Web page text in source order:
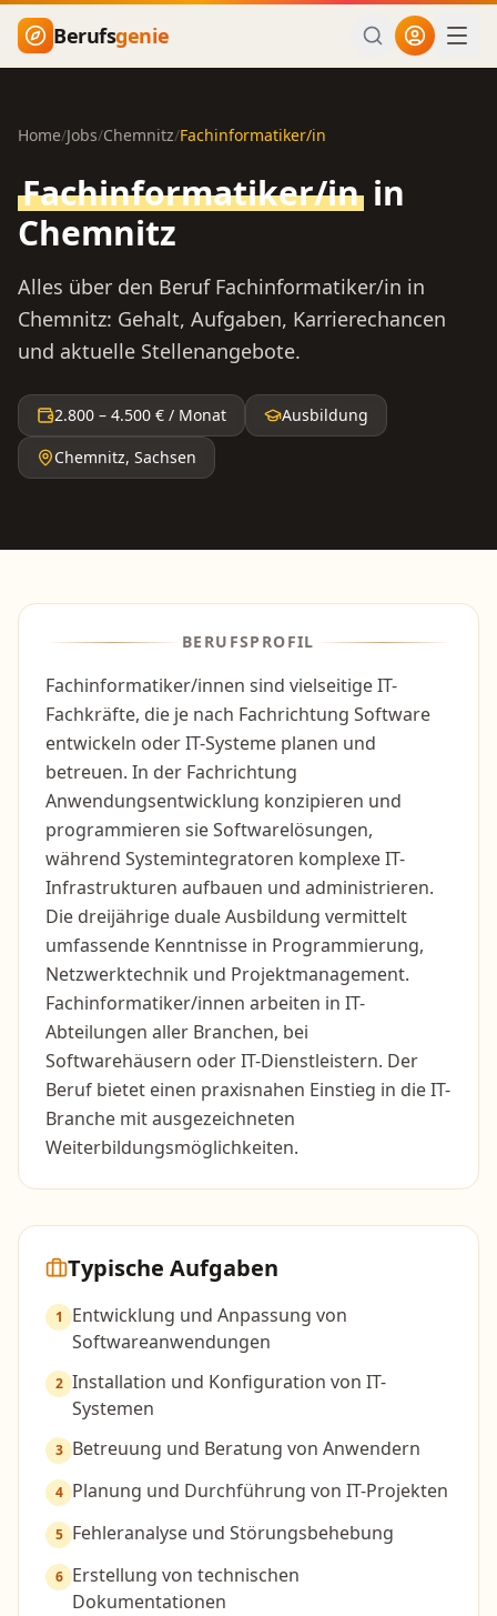
Zum Hauptinhalt springen
Berufsgenie
Home/Jobs/Chemnitz/Fachinformatiker/in
Fachinformatiker/in in
Chemnitz
Alles über den Beruf Fachinformatiker/in in
Chemnitz: Gehalt, Aufgaben, Karrierechancen
und aktuelle Stellenangebote.
2.800 – 4.500 € / Monat
Ausbildung
Chemnitz, Sachsen
BERUFSPROFIL
Fachinformatiker/innen sind vielseitige IT-
Fachkräfte, die je nach Fachrichtung Software
entwickeln oder IT-Systeme planen und
betreuen. In der Fachrichtung
Anwendungsentwicklung konzipieren und
programmieren sie Softwarelösungen,
während Systemintegratoren komplexe IT-
Infrastrukturen aufbauen und administrieren.
Die dreijährige duale Ausbildung vermittelt
umfassende Kenntnisse in Programmierung,
Netzwerktechnik und Projektmanagement.
Fachinformatiker/innen arbeiten in IT-
Abteilungen aller Branchen, bei
Softwarehäusern oder IT-Dienstleistern. Der
Beruf bietet einen praxisnahen Einstieg in die IT-
Branche mit ausgezeichneten
Weiterbildungsmöglichkeiten.
Typische Aufgaben
1
Entwicklung und Anpassung von
Softwareanwendungen
2 Installation und Konfiguration von IT-
Systemen
3 Betreuung und Beratung von Anwendern
4 Planung und Durchführung von IT-Projekten
5 Fehleranalyse und Störungsbehebung
6 Erstellung von technischen
Dokumentationen